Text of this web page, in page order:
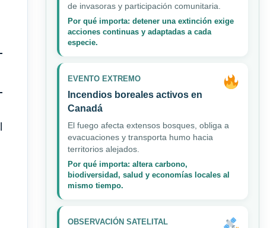
de invasoras y participación comunitaria.
Por qué importa: detener una extinción exige
acciones continuas y adaptadas a cada
especie.
EVENTO EXTREMO
Incendios boreales activos en
Canadá
El fuego afecta extensos bosques, obliga a
evacuaciones y transporta humo hacia
territorios alejados.
Por qué importa: altera carbono,
biodiversidad, salud y economías locales al
mismo tiempo.
OBSERVACIÓN SATELITAL